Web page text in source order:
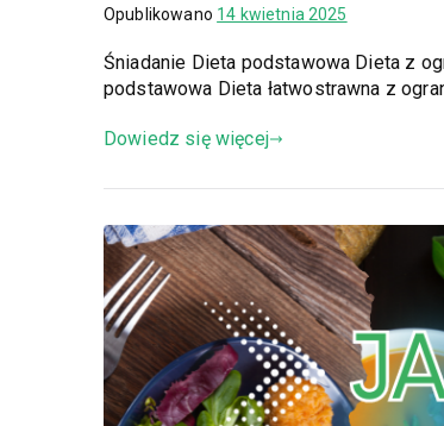
Opublikowano 14 kwietnia 2025
Śniadanie Dieta podstawowa Dieta z
podstawowa Dieta łatwostrawna z
Dowiedz się więcej